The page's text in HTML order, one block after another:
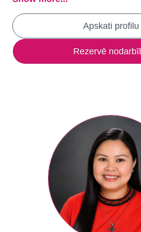
Apskati profilu
Rezervē